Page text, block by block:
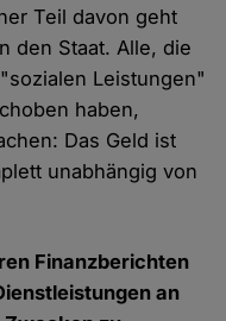
Teil davon geht
den Staat. Alle, die
Leistungen"
haben,
Das Geld ist
unabhängig von
Finanzberichten
an